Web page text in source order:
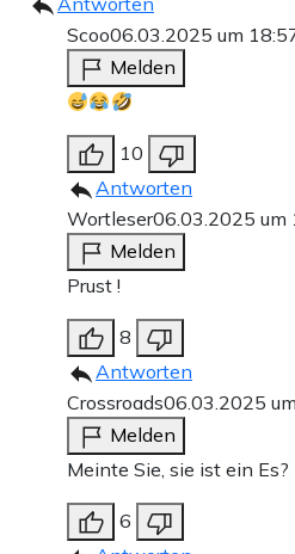
Scoo06.03.2025 um
Melden
10
Antworten
Wortleser06.03.2025 um
Melden
Prust !
8
Antworten
Crossroads06.03.2025
Melden
Meinte Sie, sie ist ein Es?
6